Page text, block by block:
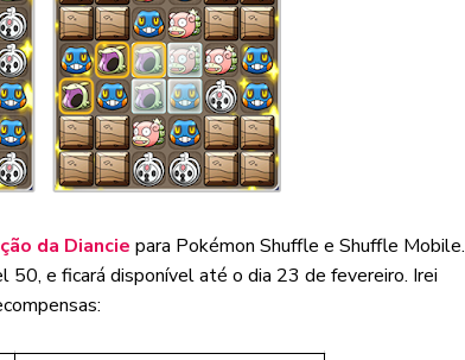
da Diancie para Pokémon Shuffle e Shuffle Mobile.
50, e ficará disponível até o dia 23 de fevereiro. Irei